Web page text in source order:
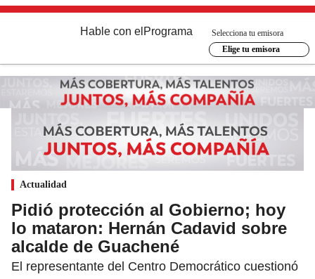
Hable con el Programa
Selecciona tu emisora
Elige tu emisora
Actualidad
Pidió protección al Gobierno; hoy
lo mataron: Hernán Cadavid sobre
alcalde de Guachené
El representante del Centro Democrático cuestionó